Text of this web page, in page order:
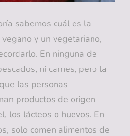
sabemos cuál es la
y un vegetariano,
En ninguna de
ni carnes, pero la
las personas
productos de origen
los lácteos o huevos. En
solo comen alimentos de